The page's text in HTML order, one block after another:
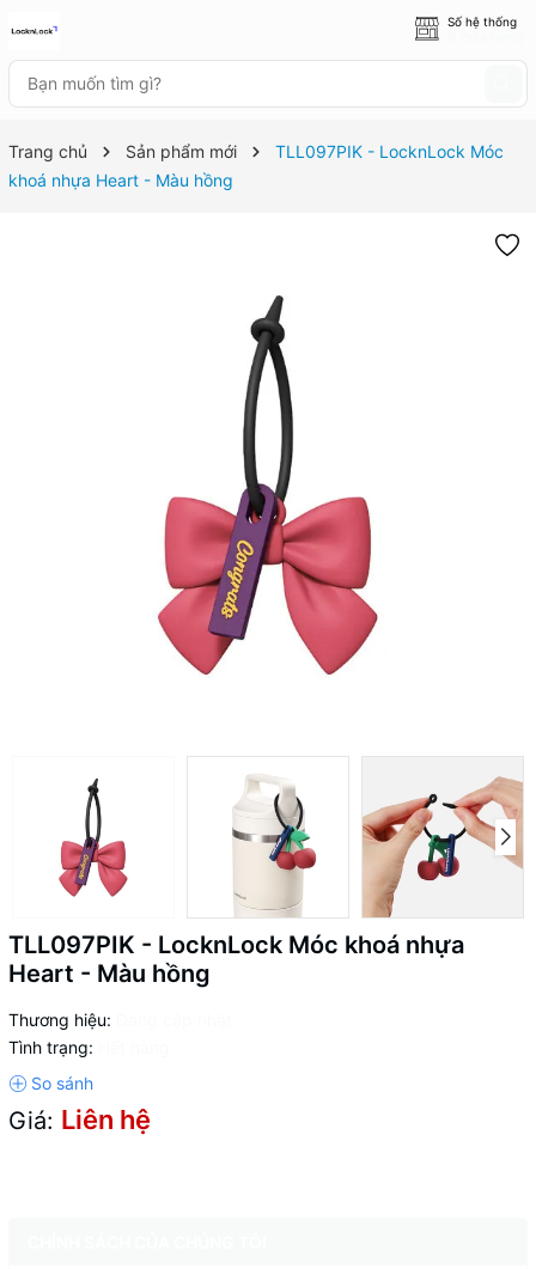
Số hệ thống
Trang chủ Sản phẩm mới
TLL097PIK - LocknLock Móc
khoá nhựa Heart - Màu hồng
TLL097PIK - LocknLock Móc khoá nhựa
Heart - Màu hồng
Thương hiệu:
Tình trạng:
Giá: Liên hệ